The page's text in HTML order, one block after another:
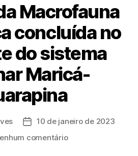
Macrofauna
concluída no
do sistema
Maricá-
10 de janeiro de 2023
comentário